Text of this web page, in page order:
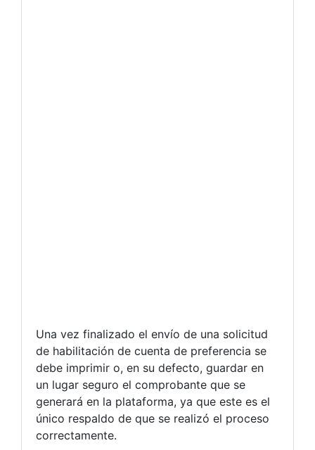
Una vez finalizado el envío de una solicitud
de habilitación de cuenta de preferencia se
debe imprimir o, en su defecto, guardar en
un lugar seguro el comprobante que se
generará en la plataforma, ya que este es el
único respaldo de que se realizó el proceso
correctamente.